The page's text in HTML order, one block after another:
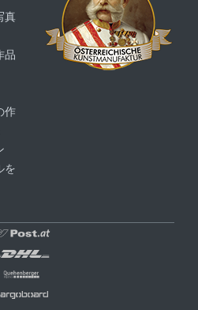
真
品
作
を